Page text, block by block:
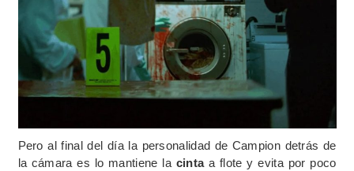
Pero al final del día la personalidad de Campion detrás de
la cámara es lo mantiene la cintaa flote y evita por poco